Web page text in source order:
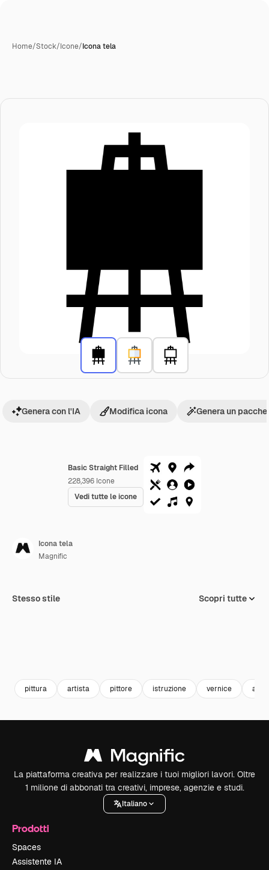
Home/Stock/Icone/Icona tela
Basic Straight Filled
228,396 Icone
Vedi tutte le icone
Genera con l'IA Modifica icona Genera un
Icona tela
Magnific
Stesso stile Scopri tutte
pittura artista pittore istruzione vernice
La piattaforma creativa per realizzare i tuoi migliori lavori. Oltre
1 milione di abbonati tra creativi, imprese, agenzie e studi.
Italiano
Prodotti
Spaces
Assistente IA